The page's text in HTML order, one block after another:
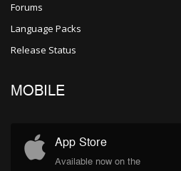
Forums
Language Packs
Release Status
MOBILE
App Store
Available now on the